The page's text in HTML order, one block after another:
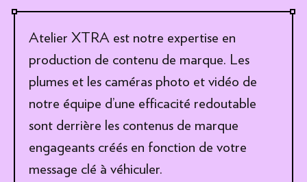
Atelier XTRA est notre expertise en
production de contenu de marque. Les
plumes et les caméras photo et vidéo de
notre équipe d’une efficacité redoutable
sont derrière les contenus de marque
engageants créés en fonction de votre
message clé à véhiculer.